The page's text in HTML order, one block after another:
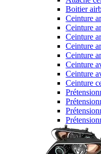
Boitier
Ceinture
Ceinture
Ceinture
Ceinture
Ceinture
Ceinture
Ceinture
Ceinture